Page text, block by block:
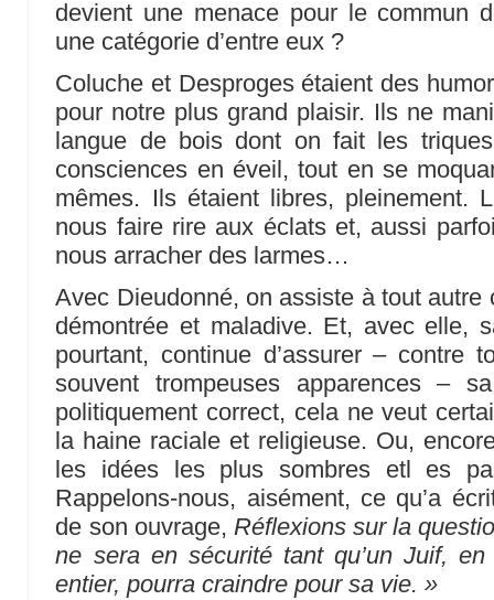
devient une menace pour le commun
une catégorie d’entre eux ?
Coluche et Desproges étaient des
pour notre plus grand plaisir. Ils ne
langue de bois dont on fait les
consciences en éveil, tout en se
mêmes. Ils étaient libres, pleinement.
nous faire rire aux éclats et, aussi
nous arracher des larmes…
Avec Dieudonné, on assiste à tout
démontrée et maladive. Et, avec elle,
pourtant, continue d’assurer – contre
souvent trompeuses apparences –
politiquement correct, cela ne veut
la haine raciale et religieuse. Ou,
les idées les plus sombres etl es
Rappelons-nous, aisément, ce qu’a
de son ouvrage, Réflexions sur la
ne sera en sécurité tant qu’un Juif,
entier, pourra craindre pour sa vie. »